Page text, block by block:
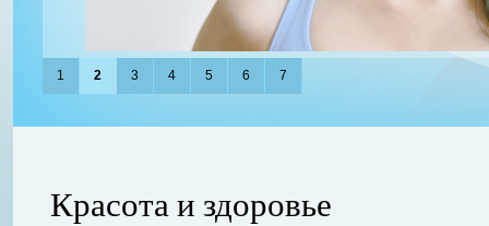
1 2 3 4 5 6 7
Красота и здоровье